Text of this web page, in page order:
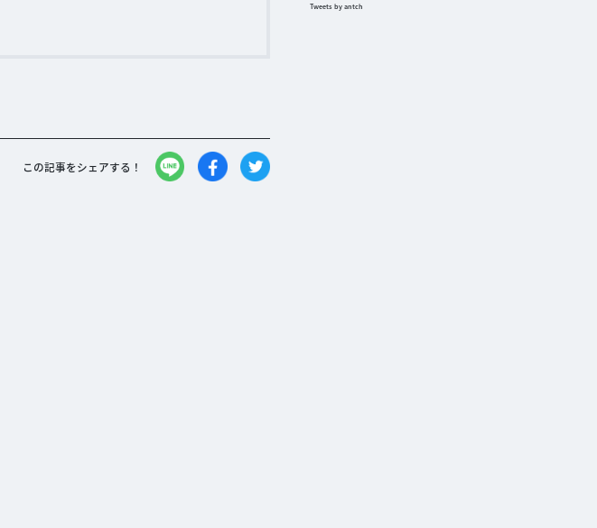
この記事をシェアする！
Tweets by antch